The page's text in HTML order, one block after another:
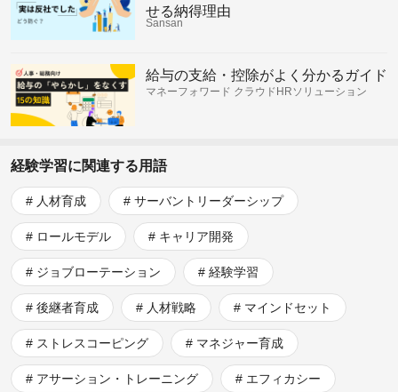
せる納得理由
Sansan
給与の支給・控除がよく分かるガイド
マネーフォワード クラウドHRソリューション
経験学習に関連する用語
人材育成 サーバントリーダーシップ
ロールモデル キャリア開発
ジョブローテーション 経験学習
後継者育成 人材戦略 マインドセット
ストレスコーピング マネジャー育成
アサーション・トレーニング エフィカシー